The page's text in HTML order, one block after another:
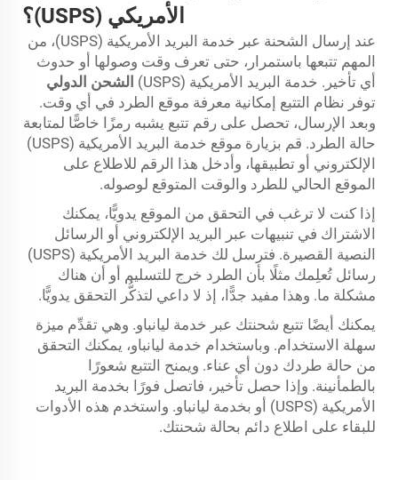
الأمريكي (USPS)؟
عند إرسال الشحنة عبر خدمة البريد الأمريكية (USPS)، من
المهم تتبعها باستمرار، حتى تعرف وقت وصولها أو حدوث
أي تأخير. خدمة البريد الأمريكية (USPS)
الشحن الدولي
توفر نظام التتبع إمكانية معرفة موقع الطرد في أي وقت.
وبعد الإرسال، تحصل على رقم تتبع يشبه رمزًا خاصًّا لمتابعة
حالة الطرد. قم بزيارة موقع خدمة البريد الأمريكية (USPS)
الإلكتروني أو تطبيقها، وأدخل هذا الرقم للاطلاع على
الموقع الحالي للطرد والوقت المتوقع لوصوله.
إذا كنت لا ترغب في التحقق من الموقع يدويًّا، يمكنك
الاشتراك في تنبيهات عبر البريد الإلكتروني أو الرسائل
النصية القصيرة. فترسل لك خدمة البريد الأمريكية (USPS)
رسائل تُعلِمك مثلًا بأن الطرد خرج للتسليم أو أن هناك
مشكلة ما. وهذا مفيد جدًّا، إذ لا داعي لتذكُّر التحقق يدويًّا.
يمكنك أيضًا تتبع شحنتك عبر خدمة ليانباو. وهي تقدِّم ميزة
سهلة الاستخدام. وباستخدام خدمة ليانباو، يمكنك التحقق
من حالة طردك دون أي عناء. ويمنح التتبع شعورًا
بالطمأنينة. وإذا حصل تأخير، فاتصل فورًا بخدمة البريد
الأمريكية (USPS) أو بخدمة ليانباو. واستخدم هذه الأدوات
للبقاء على اطلاع دائم بحالة شحنتك.